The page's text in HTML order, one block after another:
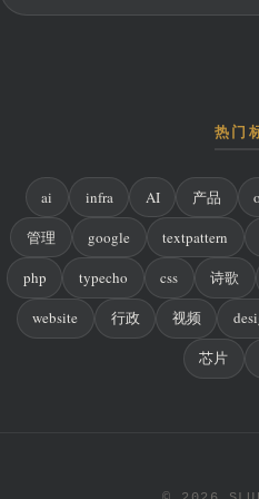
热门
ai infra AI 产品
管理 google textpattern
php typecho css 诗歌
website 行政 视频
芯片